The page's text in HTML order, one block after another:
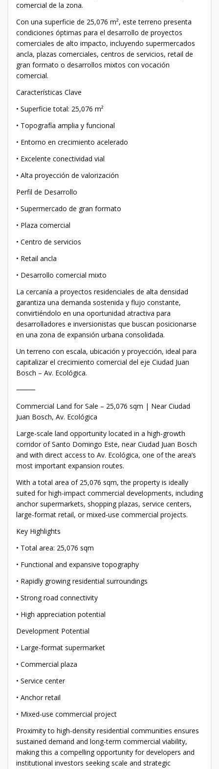
comercial de la zona.
Con una superficie de 25,076 m², este terreno presenta
condiciones óptimas para el desarrollo de proyectos
comerciales de alto impacto, incluyendo supermercados
ancla, plazas comerciales, centros de servicios, retail de
gran formato o desarrollos mixtos con vocación
comercial.
Características Clave
• Superficie total: 25,076 m²
• Topografía amplia y funcional
• Entorno en crecimiento acelerado
• Excelente conectividad vial
• Alta proyección de valorización
Perfil de Desarrollo
• Supermercado de gran formato
• Plaza comercial
• Centro de servicios
• Retail ancla
• Desarrollo comercial mixto
La cercanía a proyectos residenciales de alta densidad
garantiza una demanda sostenida y flujo constante,
convirtiéndolo en una oportunidad atractiva para
desarrolladores e inversionistas que buscan posicionarse
en una zona de expansión urbana consolidada.
Un terreno con escala, ubicación y proyección, ideal para
capitalizar el crecimiento comercial del eje Ciudad Juan
Bosch – Av. Ecológica.
⸻
Commercial Land for Sale – 25,076 sqm | Near Ciudad
Juan Bosch, Av. Ecológica
Large-scale land opportunity located in a high-growth
corridor of Santo Domingo Este, near Ciudad Juan Bosch
and with direct access to Av. Ecológica, one of the area’s
most important expansion routes.
With a total area of 25,076 sqm, the property is ideally
suited for high-impact commercial developments, including
anchor supermarkets, shopping plazas, service centers,
large-format retail, or mixed-use commercial projects.
Key Highlights
• Total area: 25,076 sqm
• Functional and expansive topography
• Rapidly growing residential surroundings
• Strong road connectivity
• High appreciation potential
Development Potential
• Large-format supermarket
• Commercial plaza
• Service center
• Anchor retail
• Mixed-use commercial project
Proximity to high-density residential communities ensures
sustained demand and long-term commercial viability,
making this a compelling opportunity for developers and
institutional investors seeking scale and strategic